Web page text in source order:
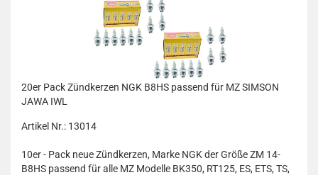
20er Pack Zündkerzen NGK B8HS passend für MZ SIMSON
JAWA IWL
Artikel Nr.: 13014
10er - Pack neue Zündkerzen, Marke NGK der Größe ZM 14-
B8HS passend für alle MZ Modelle BK350, RT125, ES, ETS, TS,